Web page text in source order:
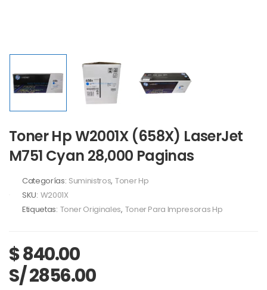
Toner Hp W2001X (658X) LaserJet
M751 Cyan 28,000 Paginas
Categorías: Suministros, Toner Hp
SKU: W2001X
Etiquetas: Toner Originales, Toner Para Impresoras Hp
$840.00
S/ 2856.00